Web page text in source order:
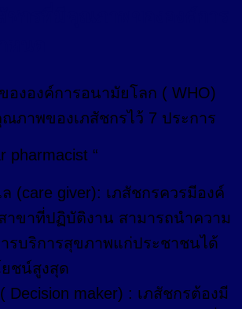
ององค์การอนามัยโลก ( WHO)
ภาพของเภสัชกรไว้ 7 ประการ
pharmacist “
(care giver): เภสัชกรควรมีองค์
าขาที่ปฏิบัติงาน สามารถนำความ
รบริการสุขภาพแก่ประชาชนได้
ชน์สูงสุด
Decision maker) : เภสัชกรต้องมี